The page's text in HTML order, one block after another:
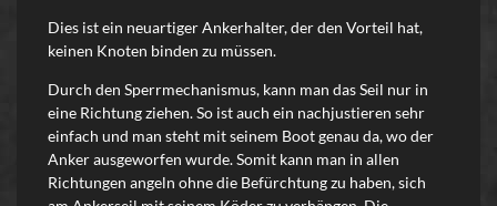
Dies ist ein neuartiger Ankerhalter, der den Vorteil hat,
keinen Knoten binden zu müssen.
Durch den Sperrmechanismus, kann man das Seil nur in
eine Richtung ziehen. So ist auch ein nachjustieren sehr
einfach und man steht mit seinem Boot genau da, wo der
Anker ausgeworfen wurde. Somit kann man in allen
Richtungen angeln ohne die Befürchtung zu haben, sich